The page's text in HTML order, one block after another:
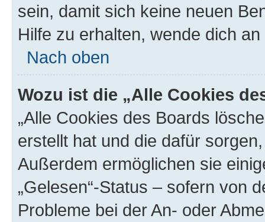
sein, damit sich keine neuen
Hilfe zu erhalten, wende dich
Nach oben
Wozu ist die „Alle Cookies
„Alle Cookies des Boards
erstellt hat und die dafür
Außerdem ermöglichen sie
„Gelesen“-Status – sofern von
Probleme bei der An- oder